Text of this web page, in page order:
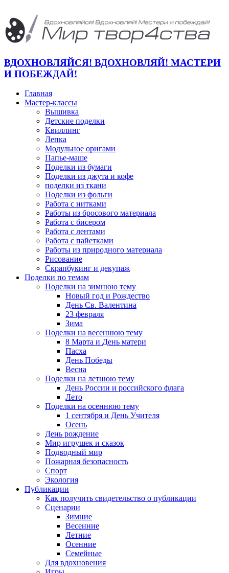
ВДОХНОВЛЯЙСЯ! ВДОХНОВЛЯЙ! МАСТЕРИ
И ПОБЕЖДАЙ!
Главная
Мастер-классы
Вышивка
Детские поделки
Квиллинг
Лепка
Модульное оригами
Папье-маше
Поделки из бумаги
Поделки из джута и кофе
поделки из ткани
Поделки из фольги
Работа с нитками
Работы из бросового материала
Работа с бисером
Работа с лентами
Работа с пайетками
Работы из природного материала
Рисование
Скрапбукинг и декупаж
Поделки по темам
Поделки на зимнюю тему
Новый год и Рождество
День Св. Валентина
23 февраля
Зима
Поделки на весеннюю тему
8 Марта и День матери
Пасха
День Победы
Весна
Поделки на летнюю тему
День России и российского флага
Лето
Поделки на осеннюю тему
1 сентября и День Учителя
Осень
День рождение
Мир игрушек и сказок
Подводный мир
Пожарная безопасность
Спорт
Экология
Публикации
Как получить свидетельство о публикации
Сценарии
Зимние
Весенние
Летние
Осенние
Семейные
Для вдохновения